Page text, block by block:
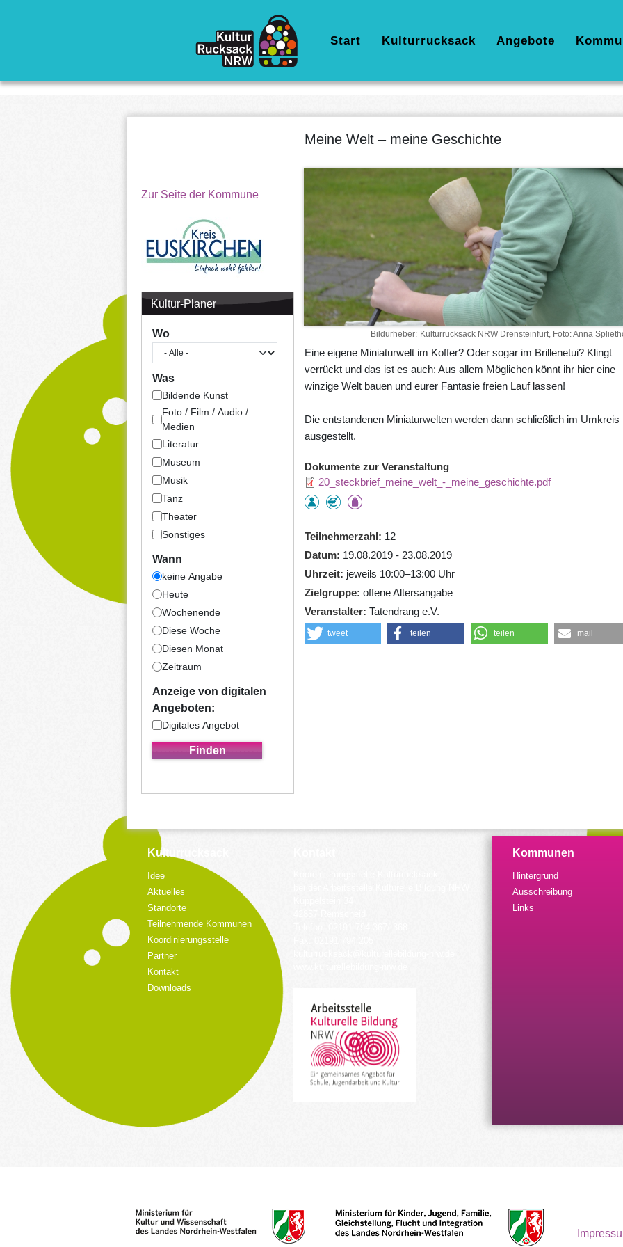
Hauptnavigation
Start Kulturrucksack Angebote
Zur Seite der Kommune
Kultur-Planer
Wo
Was
Bildende Kunst
Foto / Film / Audio /
Medien
Literatur
Museum
Musik
Tanz
Theater
Sonstiges
Wann
keine Angabe
Heute
Wochenende
Diese Woche
Diesen Monat
Zeitraum
Anzeige von digitalen
Angeboten:
Digitales Angebot
Meine Welt – meine Geschichte
Bildurheber Kulturrucksack NRW Drensteinfurt, Foto: Anna
Eine eigene Miniaturwelt im Koffer? Oder sogar im Brillenetui? Klingt
verrückt und das ist es auch: Aus allem Möglichen könnt ihr hier eine
winzige Welt bauen und eurer Fantasie freien Lauf lassen!
Die entstandenen Miniaturwelten werden dann schließlich im Umkreis
ausgestellt.
Dokumente zur Veranstaltung
20_steckbrief_meine_welt_-_meine_geschichte.pdf
Teilnehmerzahl
12
Datum
19.08.2019 - 23.08.2019
Uhrzeit
jeweils 10:00–13:00 Uhr
Zielgruppe offene Altersangabe
Veranstalter Tatendrang e.V.
tweet teilen teilen mail
Kulturrucksack
Idee
Aktuelles
Standorte
Teilnehmende Kommunen
Koordinierungsstelle
Partner
Kontakt
Downloads
Kommunen
Hintergrund
Ausschreibung
Links